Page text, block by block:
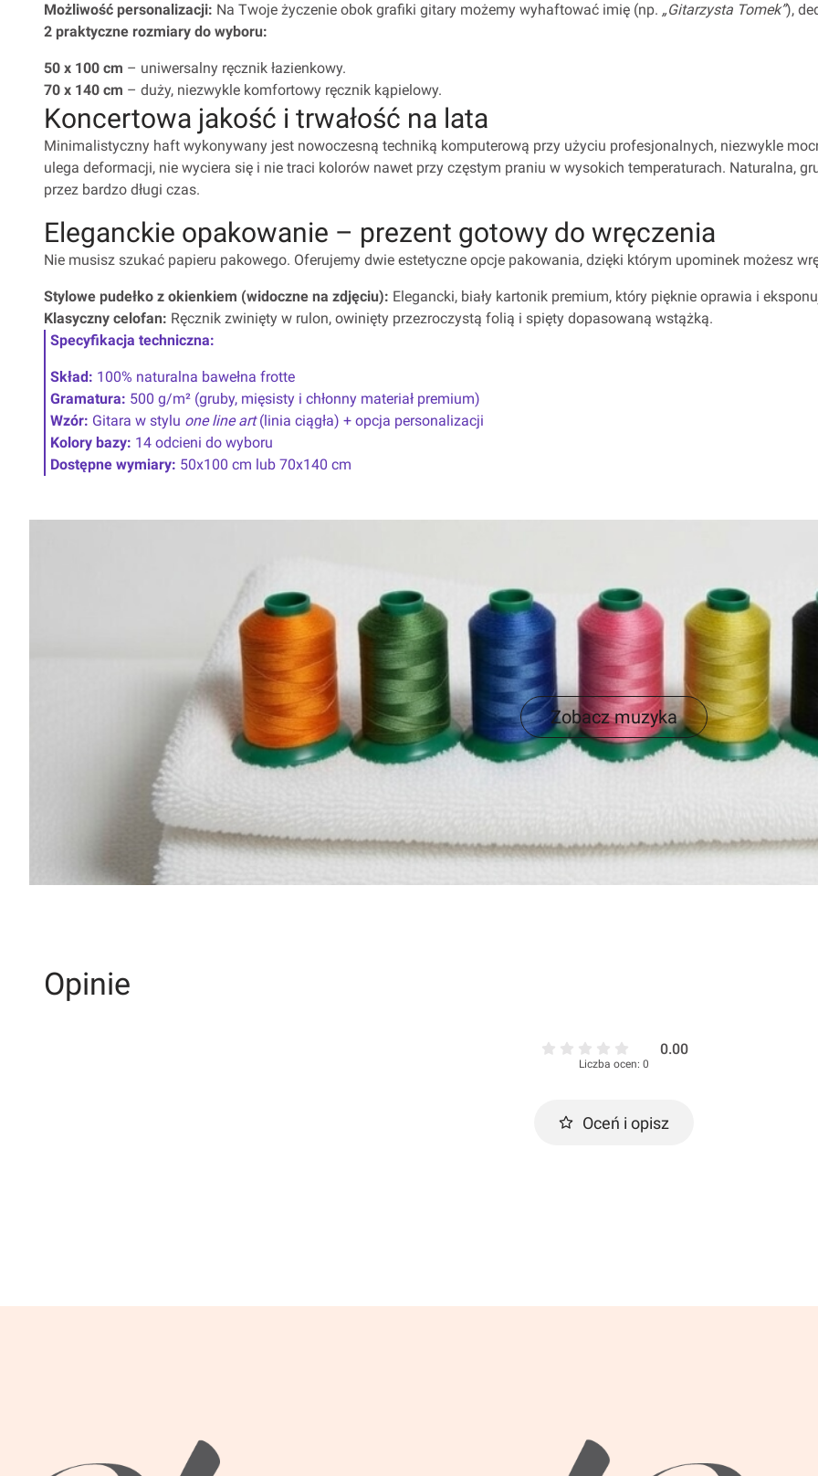
Możliwość personalizacji: Na Twoje życzenie obok grafiki gitary możemy wyhaftować imię (np. „Gitarzysta Tomek”),
2 praktyczne rozmiary do wyboru:
50 x 100 cm – uniwersalny ręcznik łazienkowy.
70 x 140 cm – duży, niezwykle komfortowy ręcznik kąpielowy.
Koncertowa jakość i trwałość na lata
Minimalistyczny haft wykonywany jest nowoczesną techniką komputerową przy użyciu profesjonalnych, niezwykle
ulega deformacji, nie wyciera się i nie traci kolorów nawet przy częstym praniu w wysokich temperaturach. Naturalna,
przez bardzo długi czas.
Eleganckie opakowanie – prezent gotowy do wręczenia
Nie musisz szukać papieru pakowego. Oferujemy dwie estetyczne opcje pakowania, dzięki którym upominek możesz
Stylowe pudełko z okienkiem (widoczne na zdjęciu): Elegancki, biały kartonik premium, który pięknie oprawia i
Klasyczny celofan: Ręcznik zwinięty w rulon, owinięty przezroczystą folią i spięty dopasowaną wstążką.
Specyfikacja techniczna:
Skład: 100% naturalna bawełna frotte
Gramatura: 500 g/m² (gruby, mięsisty i chłonny materiał premium)
Wzór: Gitara w stylu one line art(linia ciągła) + opcja personalizacji
Kolory bazy: 14 odcieni do wyboru
Dostępne wymiary: 50x100 cm lub 70x140 cm
Zobacz muzyka
Opinie
0.00
Liczba ocen: 0
Oceń i opisz